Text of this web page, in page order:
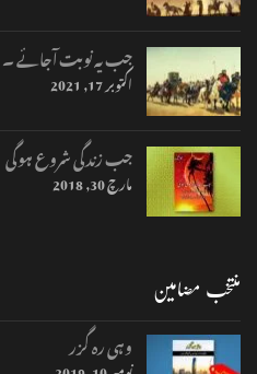
جب یہ نوبت آجائے ۔
اکتوبر 17, 2021
جب زندگی شروع ہوگی
مارچ 30, 2018
منتخب مضامین
وہی رہ گزر